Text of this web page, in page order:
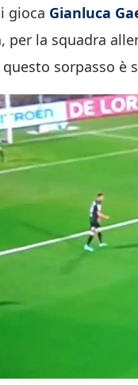
gioca Gianluca
per la squadra
questo sorpasso è